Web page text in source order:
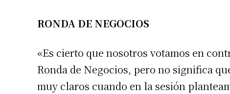
RONDA DE NEGOCIOS
«Es cierto que nosotros votamos en
Ronda de Negocios, pero no significa
muy claros cuando en la sesión